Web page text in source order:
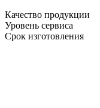
Качество продукции
Уровень сервиса
Срок изготовления